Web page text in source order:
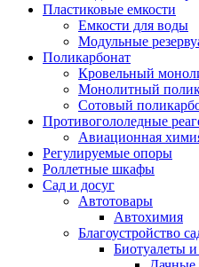
Пластиковые емкости
Емкости для воды
Модульные
Поликарбонат
Кровельный
Монолитный
Сотовый
Противогололедные
Авиационная
Регулируемые опоры
Роллетные шкафы
Сад и досуг
Автотовары
Автохимия
Благоустройство
Биотуалеты